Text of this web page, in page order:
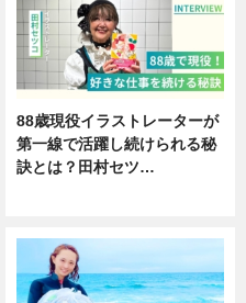
88歳現役イラストレーターが
第一線で活躍し続けられる秘
訣とは？田村セツ…